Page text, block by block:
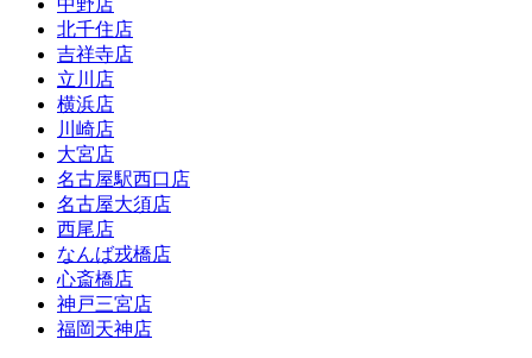
北千住店
吉祥寺店
立川店
横浜店
川崎店
大宮店
名古屋駅西口店
名古屋大須店
西尾店
なんば戎橋店
心斎橋店
神戸三宮店
福岡天神店